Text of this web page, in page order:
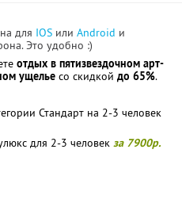
для IOS или Android и
Это удобно :)
отдых в пятизвездочном арт-
ущелье со скидкой до 65%.
Стандарт на 2-3 человек
для 2-3 человек за 7900р.